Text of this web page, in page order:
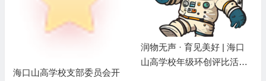
海口山高学校支部委员会开
润物无声 · 育见美好 | 海口
山高学校年级环创评比活动